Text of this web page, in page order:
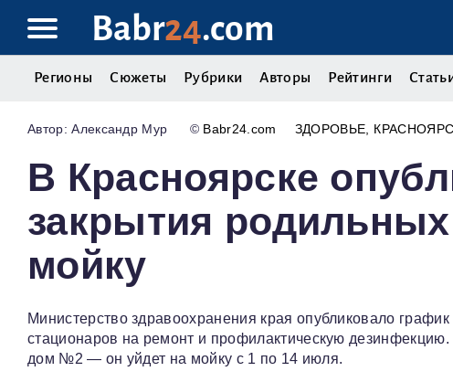
Babr24.com
Регионы Сюжеты Рубрики Авторы Рейтинги
Александр Мур © Babr24.com ЗДОРОВЬЕ
В Красноярске
закрытия
мойку
Министерство здравоохранения края опубликовало
стационаров на ремонт и профилактическую
дом №2 — он уйдет на мойку с 1 по 14 июля.